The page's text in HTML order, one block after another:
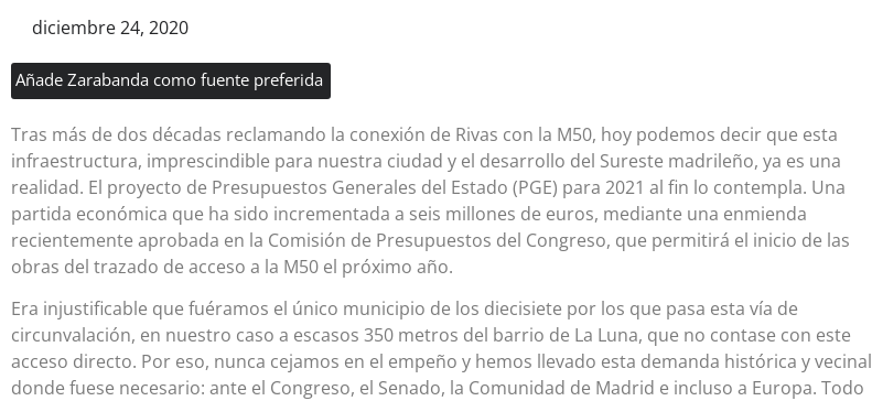
diciembre 24, 2020
Añade Zarabanda como fuente preferida
Tras más de dos décadas reclamando la conexión de Rivas con la M50, hoy podemos decir que esta
infraestructura, imprescindible para nuestra ciudad y el desarrollo del Sureste madrileño, ya es una
realidad. El proyecto de Presupuestos Generales del Estado (PGE) para 2021 al fin lo contempla. Una
partida económica que ha sido incrementada a seis millones de euros, mediante una enmienda
recientemente aprobada en la Comisión de Presupuestos del Congreso, que permitirá el inicio de las
obras del trazado de acceso a la M50 el próximo año.
Era injustificable que fuéramos el único municipio de los diecisiete por los que pasa esta vía de
circunvalación, en nuestro caso a escasos 350 metros del barrio de La Luna, que no contase con este
acceso directo. Por eso, nunca cejamos en el empeño y hemos llevado esta demanda histórica y vecinal
donde fuese necesario: ante el Congreso, el Senado, la Comunidad de Madrid e incluso a Europa. Todo